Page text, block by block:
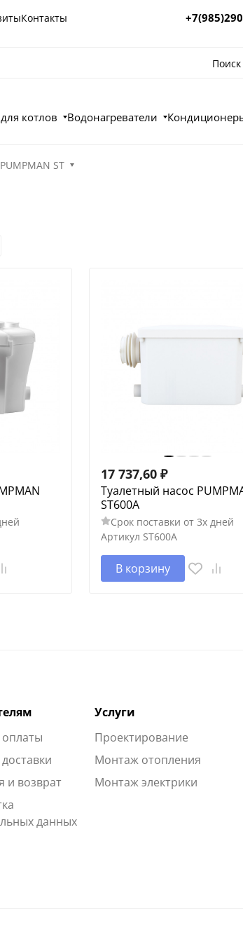
Контакты
котлов Водонагреватели
PUMPMAN ST
17 737,60 ₽
Туалетный насос
ST600A
Срок поставки от 3х дней
Артикул ST600A
В корзину
и возврат
данных
Услуги
Проектирование
Монтаж отопления
Монтаж электрики